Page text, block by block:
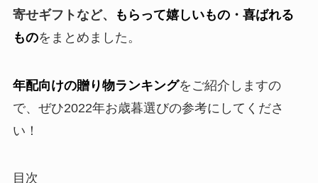
寄せギフトなど、
もらって嬉しいもの・喜ばれる
ものをまとめました。
年配向けの贈り物ランキングをご紹介しますの
で、ぜひ2022年お歳暮選びの参考にしてくださ
い！
目次